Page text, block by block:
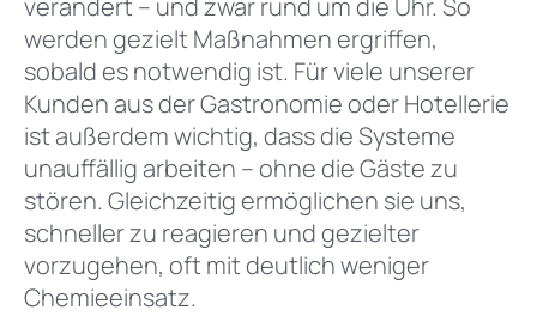
verändert – und zwar rund um die Uhr. So
werden gezielt Maßnahmen ergriffen,
sobald es notwendig ist. Für viele unserer
Kunden aus der Gastronomie oder Hotellerie
ist außerdem wichtig, dass die Systeme
unauffällig arbeiten – ohne die Gäste zu
stören. Gleichzeitig ermöglichen sie uns,
schneller zu reagieren und gezielter
vorzugehen, oft mit deutlich weniger
Chemieeinsatz.